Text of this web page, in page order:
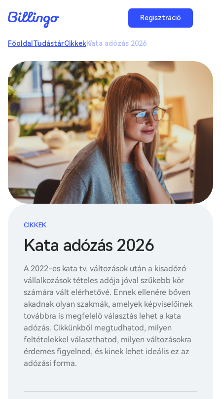
Regisztráció
Főoldal TudástárCikkekKata adózás 2026
CIKKEK
Kata adózás 2026
A 2022-es kata tv. változások után a kisadózó
vállalkozások tételes adója jóval szűkebb kör
számára vált elérhetővé. Ennek ellenére bőven
akadnak olyan szakmák, amelyek képviselőinek
továbbra is megfelelő választás lehet a kata
adózás. Cikkünkből megtudhatod, milyen
feltételekkel választhatod, milyen változásokra
érdemes figyelned, és kinek lehet ideális ez az
adózási forma.